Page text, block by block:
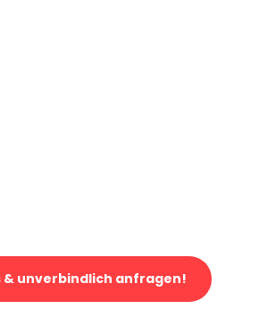
& unverbindlich anfragen!